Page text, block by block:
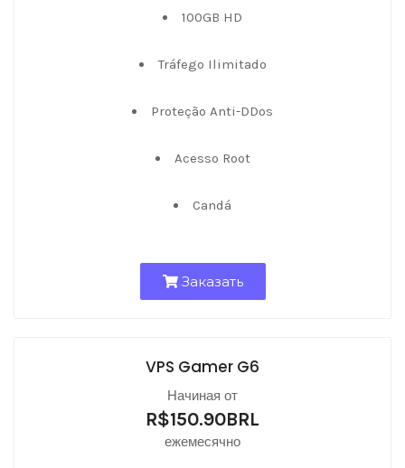
100GB HD
Tráfego Ilimitado
Proteção Anti-DDos
Acesso Root
Candá
Заказать
VPS Gamer G6
Начиная от
R$150.90BRL
ежемесячно